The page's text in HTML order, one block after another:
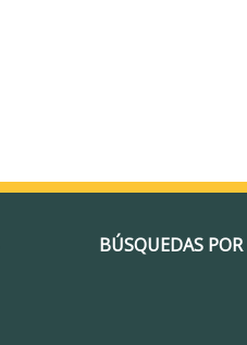
BÚSQUEDAS